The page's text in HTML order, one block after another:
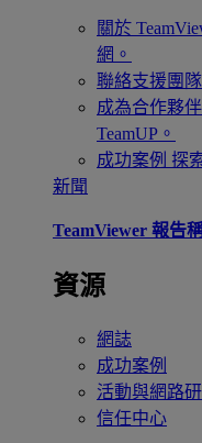
關於
網。
聯絡支援團隊
成為合作夥伴
TeamUP。
成功案例 探
新聞
TeamViewer 報告
資源
網誌
成功案例
活動與網路
信任中心